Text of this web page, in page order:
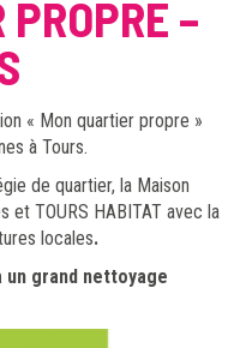
–
« Mon quartier propre »
à Tours.
de quartier, la Maison
et TOURS HABITAT avec la
locales.
un grand nettoyage